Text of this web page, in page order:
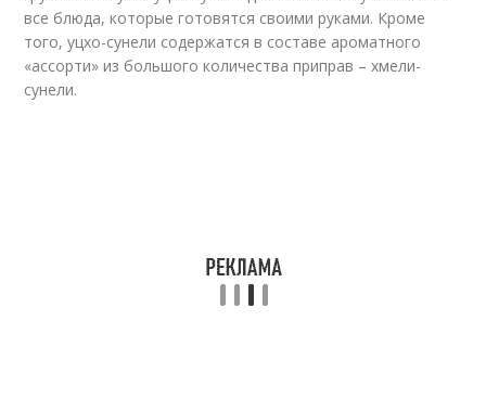
все блюда, которые готовятся своими руками. Кроме
того, уцхо-сунели содержатся в составе ароматного
«ассорти» из большого количества приправ – хмели-
сунели.